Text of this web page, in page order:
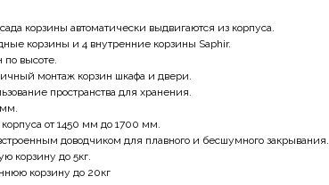
корзины автоматически выдвигаются из корпуса.
корзины и 4 внутренние корзины Saphir.
по высоте.
монтаж корзин шкафа и двери.
пространства для хранения.
от 1450 мм до 1700 мм.
доводчиком для плавного и бесшумного закрывания.
корзину до 5кг.
корзину до 20кг